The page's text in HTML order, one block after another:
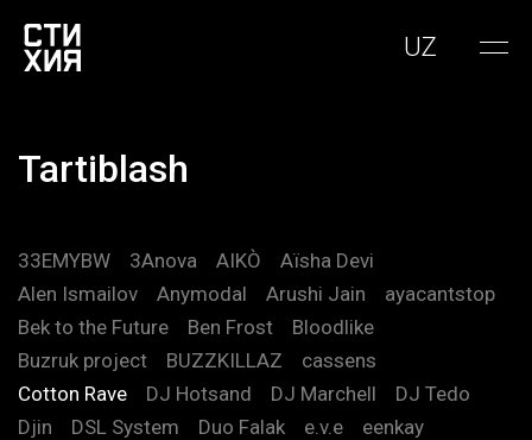
UZ
Tartiblash
33EMYBW 3Anova AIKÒ
Aïsha Devi
Alen Ismailov
Anymodal Arushi Jain
ayacantstop
Bek to the Future
Ben Frost
Bloodlike
Buzruk project
BUZZKILLAZ
cassens
Cotton Rave
DJ Hotsand DJ Marchell
DJ Tedo
Djin
DSL System Duo Falak e.v.e
eenkay